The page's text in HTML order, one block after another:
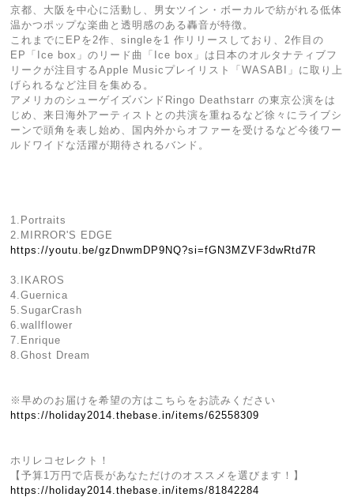
京都、大阪を中心に活動し、男女ツイン・ボーカルで紡がれる低体
温かつポップな楽曲と透明感のある轟音が特徴。
これまでにEPを2作、singleを1 作リリースしており、2作目の
EP「Ice box」のリード曲「Ice box」は日本のオルタナティブフ
リークが注目するApple Musicプレイリスト「WASABI」に取り上
げられるなど注目を集める。
アメリカのシューゲイズバンドRingo Deathstarr の東京公演をは
じめ、来日海外アーティストとの共演を重ねるなど徐々にライブシ
ーンで頭角を表し始め、国内外からオファーを受けるなど今後ワー
ルドワイドな活躍が期待されるバンド。
1.Portraits
2.MIRROR'S EDGE
https://youtu.be/gzDnwmDP9NQ?si=fGN3MZVF3dwRtd7R
3.IKAROS
4.Guernica
5.SugarCrash
6.wallflower
7.Enrique
8.Ghost Dream
※早めのお届けを希望の方はこちらをお読みください
https://holiday2014.thebase.in/items/62558309
ホリレコセレクト！
【予算1万円で店長があなただけのオススメを選びます！】
https://holiday2014.thebase.in/items/81842284